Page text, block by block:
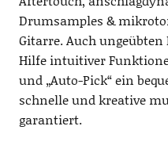
Drumsamples &
Gitarre. Auch
Hilfe intuitiver
und „Auto-Pick“ ein
schnelle und kreative
garantiert.